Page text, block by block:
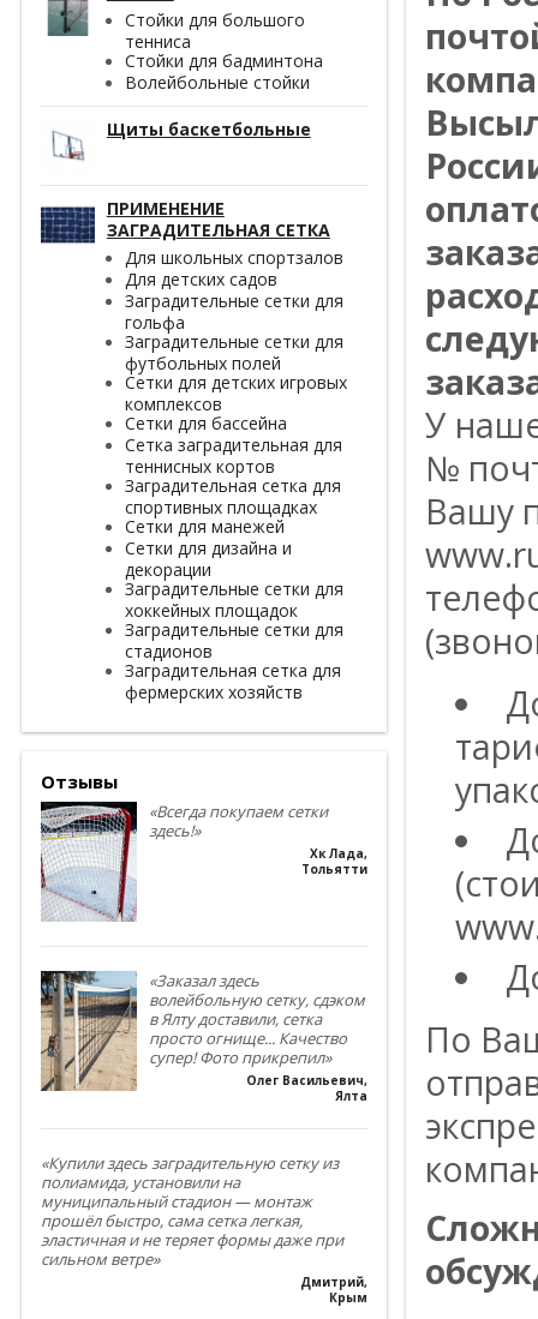
Стойки для большого
тенниса
Стойки для бадминтона
Волейбольные стойки
Щиты баскетбольные
ПРИМЕНЕНИЕ
ЗАГРАДИТЕЛЬНАЯ СЕТКА
Для школьных спортзалов
Для детских садов
Заградительные сетки для
гольфа
Заградительные сетки для
футбольных полей
Сетки для детских игровых
комплексов
Сетки для бассейна
Сетка заградительная для
теннисных кортов
Заградительная сетка для
спортивных площадках
Сетки для манежей
Сетки для дизайна и
декорации
Заградительные сетки для
хоккейных площадок
Заградительные сетки для
стадионов
Заградительная сетка для
фермерских хозяйств
Отзывы
«Всегда покупаем сетки
здесь!»
Хк Лада,
Тольятти
«Заказал здесь
волейбольную сетку, сдэком
в Ялту доставили, сетка
просто огнище... Качество
супер! Фото прикрепил»
Олег Васильевич,
Ялта
«Купили здесь заградительную сетку из
полиамида, установили на
муниципальный стадион — монтаж
прошёл быстро, сама сетка легкая,
эластичная и не теряет формы даже при
сильном ветре»
Дмитрий,
Крым
У
№
Вашу
По